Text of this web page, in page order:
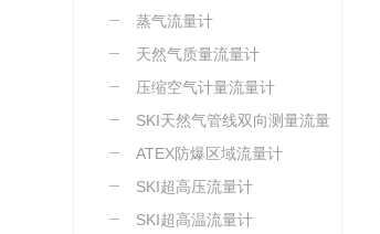
蒸气流量计
天然气质量流量计
压缩空气计量流量计
SKI天然气管线双向测量流量
计
ATEX防爆区域流量计
SKI超高压流量计
SKI超高温流量计